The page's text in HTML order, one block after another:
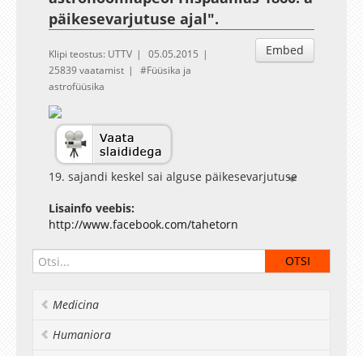
päikesevarjutuse ajal".
Embed
Klipi teostus: UTTV
05.05.2015
25839 vaatamist
Füüsika ja
astrofüüsika
19. sajandi keskel sai alguse päikesevarjutuse
püüdsid reisida kohtadesse, kus järjekordne
päikesevarjutus näha oli. „Teadlastele jäi täielik
võimaluseks uurida päikese krooni, huvilistele
pakkus aga lihtsalt omapärast elamust,“ räägib
„1860. aastal sõitsid Hispaaniasse kokku
Tartu tähetorni juhataja professor Johann
Lisainfo veebis:
http://www.facebook.com/tahetorn
Medicina
Humaniora